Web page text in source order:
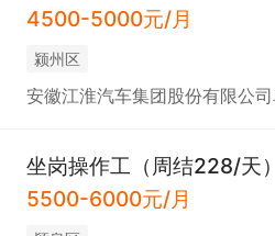
4500-5000元/月
颍州区
安徽江淮汽车集团股份有限公司
坐岗操作工（周结228/天
5500-6000元/月